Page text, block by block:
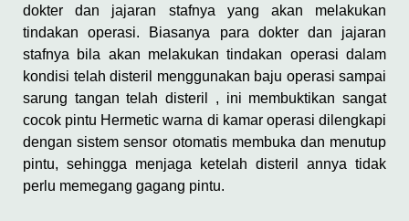
dokter dan jajaran stafnya yang akan melakukan
tindakan operasi. Biasanya para dokter dan jajaran
stafnya bila akan melakukan tindakan operasi dalam
kondisi telah disteril menggunakan baju operasi sampai
sarung tangan telah disteril , ini membuktikan sangat
cocok pintu Hermetic warna di kamar operasi dilengkapi
dengan sistem sensor otomatis membuka dan menutup
pintu, sehingga menjaga ketelah disteril annya tidak
perlu memegang gagang pintu.